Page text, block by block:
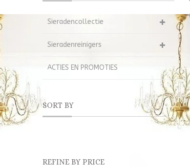
Sieradencollectie
Sieradenreinigers
ACTIES EN PROMOTIES
SORT BY
REFINE BY PRICE